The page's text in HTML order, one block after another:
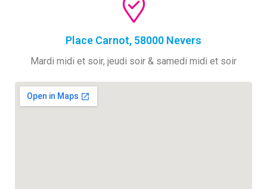
Place Carnot, 58000 Nevers
Mardi midi et soir, jeudi soir & samedi midi et soir